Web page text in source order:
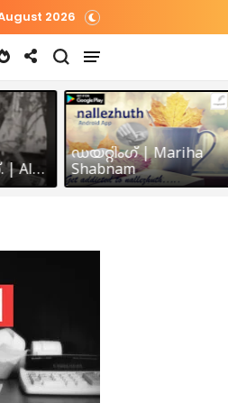
2026
Alex
ഡയറ്റിംഗ് | Mariha
Shabnam